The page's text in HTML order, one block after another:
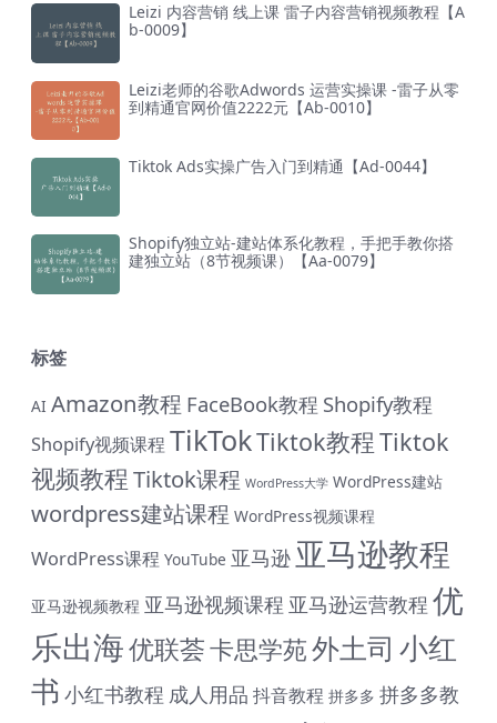
Leizi 内容营销 线上课 雷子内容营销视频教程【A
b-0009】
Leizi老师的谷歌Adwords 运营实操课 -雷子从零
到精通官网价值2222元【Ab-0010】
Tiktok Ads实操广告入门到精通【Ad-0044】
Shopify独立站-建站体系化教程，手把手教你搭
建独立站（8节视频课）【Aa-0079】
标签
AI Amazon教程 FaceBook教程 Shopify教程
Shopify视频课程 TikTokTiktok教程Tiktok
视频教程Tiktok课程 WordPress大学 WordPress建站
wordpress建站课程 WordPress视频课程
WordPress课程 YouTube 亚马逊 亚马逊教程
亚马逊视频教程 亚马逊视频课程 亚马逊运营教程 优
乐出海优联荟卡思学苑外土司 小红
书 小红书教程 成人用品 抖音教程 拼多多 拼多多教